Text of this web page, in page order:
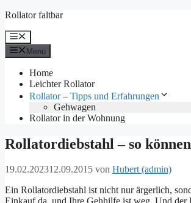
Zum
springen
Rollator faltbar
Menü
Menü
Home
Leichter Rollator
Rollator – Tipps und Erfahrungen
Gehwagen
Rollator in der Wohnung
Rollatordiebstahl – so
19.02.202312.09.2015 von Hubert (admin)
Ein Rollatordiebstahl ist nicht nur ärgerlich,